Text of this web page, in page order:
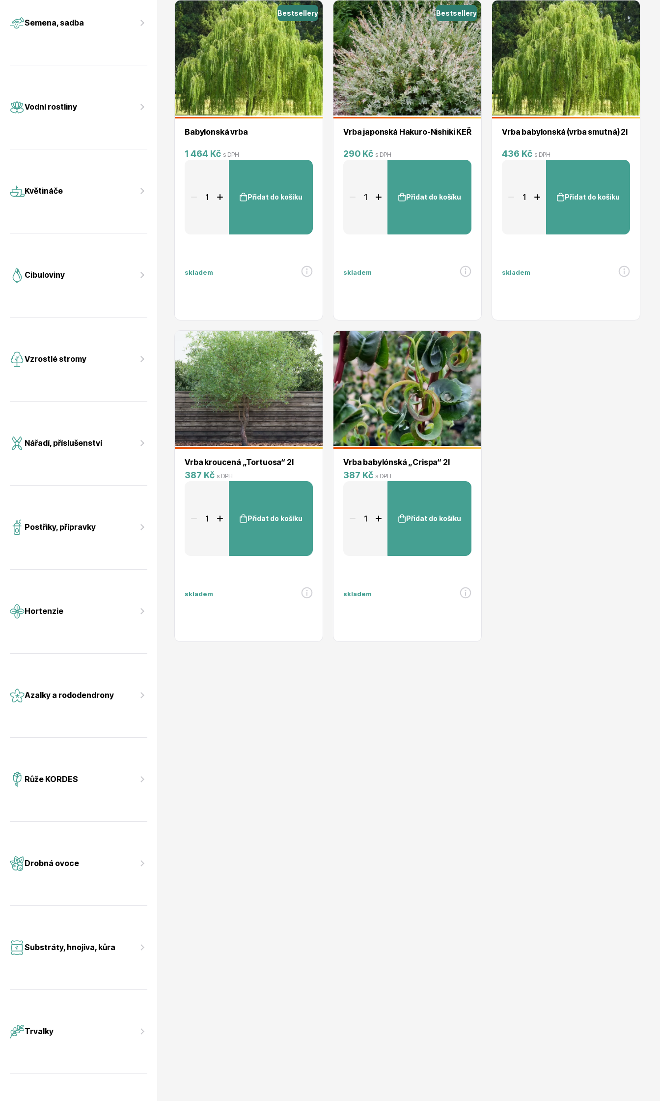
Růže KORDES
Drobná ovoce
Okrasné keře
Plazivé rostliny
Bestsellery
Babylonská vrba
1 464 Kč s DPH
Přidat do košíku
skladem
Bestsellery
Vrba japonská Hakuro-Nishiki KEŘ
290 Kč s DPH
Přidat do košíku
skladem
Vrba babylonská (vrba smutná) 2l
436 Kč s DPH
Přidat do košíku
skladem
Vrba kroucená „Tortuosa“ 2l
387 Kč s DPH
Přidat do košíku
skladem
Vrba babylónská „Crispa“ 2l
387 Kč s DPH
Přidat do košíku
skladem
Semena, sadba
Vodní rostliny
Květináče
Cibuloviny
Vzrostlé stromy
Nářadí, příslušenství
Postřiky, přípravky
Hortenzie
Azalky a rododendrony
Růže KORDES
Drobná ovoce
Substráty, hnojiva, kůra
Trvalky